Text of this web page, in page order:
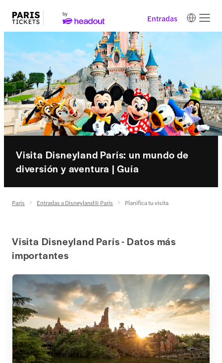
Entradas
Visita Disneyland París: un mundo de
diversión y aventura | Guía
Paris Entradas a Disneyland® Paris Planifica tu visita
Visita Disneyland París - Datos más
importantes